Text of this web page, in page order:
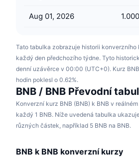
Aug 01, 2026
Tato tabulka zobrazuje historii konverzního
každý den předchozího týdne. Tyto
denní uzávěrce v 00:00 (UTC+0). Kurz
hodin poklesl o 0.62%.
BNB / BNB Převodní
Konverzní kurz BNB (BNB) k BNB v
každý 1 BNB. Níže uvedená tabulka
různých částek, například 5 BNB na BNB.
BNB k BNB konverzní kurzy